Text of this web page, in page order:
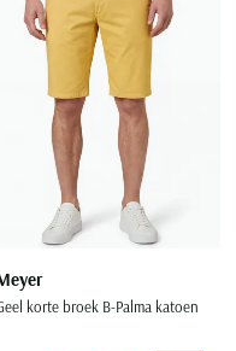
korte broek B-Palma katoen